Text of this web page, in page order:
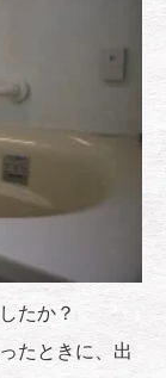
たか？
たときに、出